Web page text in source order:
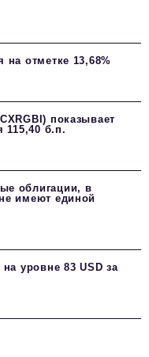
на отметке 13,68%
показывает
115,40 б.п.
облигации, в
имеют единой
уровне 83 USD за